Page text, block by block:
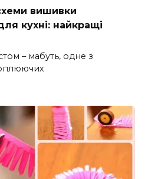
вишивки
кухні: найкращі
– мабуть, одне з